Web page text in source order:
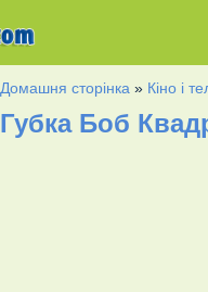
Домашня сторінка » Кіно і
Губка Боб